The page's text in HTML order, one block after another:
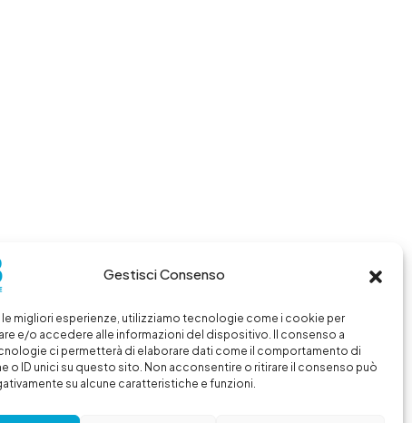
Gestisci Consenso
le migliori esperienze, utilizziamo tecnologie come i cookie per
e/o accedere alle informazioni del dispositivo. Il consenso a
ci permetterà di elaborare dati come il comportamento di
o ID unici su questo sito. Non acconsentire o ritirare il consenso può
su alcune caratteristiche e funzioni.